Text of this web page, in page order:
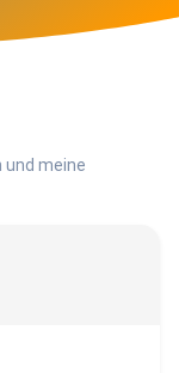
und meine